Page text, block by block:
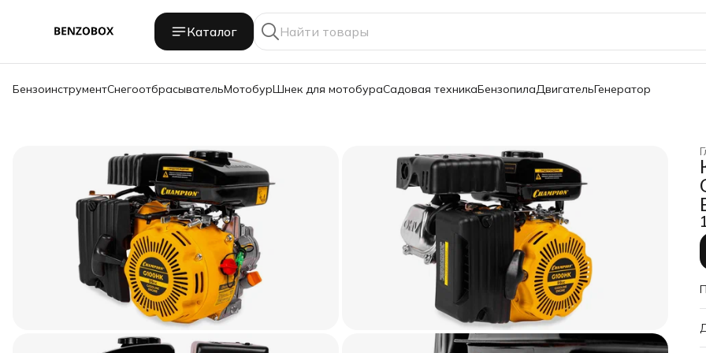
Каталог
БензоинструментСнегоотбрасывательМотобурШнек для мотобураСадовая техникаБензопилаДвигательГенератор